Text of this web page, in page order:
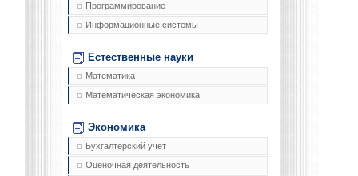
Программирование
Информационные системы
Естественные науки
Математика
Математическая экономика
Экономика
Бухгалтерский учет
Оценочная деятельность